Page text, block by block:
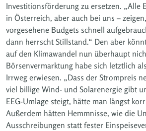
Investitionsförderung zu ersetzen. „Alle
in Österreich, aber auch bei uns –
vorgesehene Budgets schnell
dann herrscht Stillstand.“ Den aber
auf den Klimawandel nun überhaupt
Börsenvermarktung habe sich letztlich
Irrweg erwiesen. „Dass der Strompreis
viel billige Wind- und Solarenergie gibt
EEG-Umlage steigt, hätte man längst
Außerdem hätten Hemmnisse, wie die
Ausschreibungen statt fester